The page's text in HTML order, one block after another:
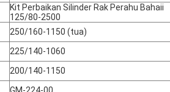
Kit Perbaikan Silinder Rak Perahu Bahaii
125/80-2500
250/160-1150 (tua)
225/140-1060
200/140-1150